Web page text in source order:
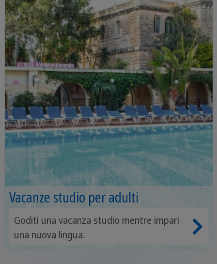
Vacanze studio per adulti
Goditi una vacanza studio mentre impari
una nuova lingua.